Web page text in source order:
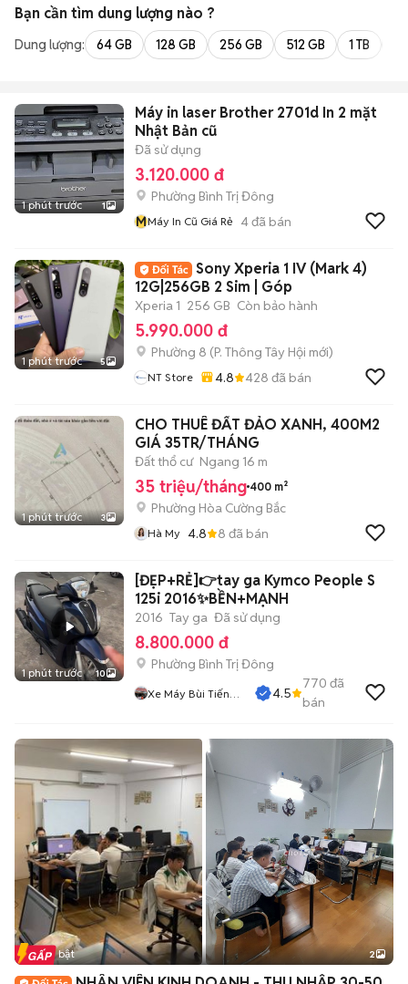
Bạn cần tìm dung lượng nào ?
Dung lượng: 64 GB 128 GB 256 GB 512 GB 1 TB
1 phút trước 1
Máy in laser Brother 2701d In 2 mặt
Nhật Bản cũ
Đã sử dụng
3.120.000 đ
Phường Bình Trị Đông
MMáy In Cũ Giá Rẻ 4đã bán
1 phút trước 5
Sony Xperia 1 IV (Mark 4)
12G|256GB 2 Sim | Góp
Xperia 1 256 GB Còn bảo hành
5.990.000 đ
Phường 8 (P. Thông Tây Hội mới)
NT Store 4.8 428 đã bán
1 phút trước 3
CHO THUÊ ĐẤT ĐẢO XANH, 400M2
GIÁ 35TR/THÁNG
Đất thổ cư Ngang 16 m
35 triệu/tháng 400 m²
Phường Hòa Cường Bắc
Hà My 4.8 8 đã bán
1 phút trước 10
[ĐẸP+RẺ]👉tay ga Kymco People S
125i 2016✨BỀN+MẠNH
2016 Tay ga Đã sử dụng
8.800.000 đ
Phường Bình Trị Đông
Xe Máy Bùi Tiến
4.5
770 đã
bán
Tin nổi bật 2